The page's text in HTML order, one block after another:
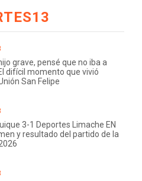
grave, pensé que no iba a
difícil momento que vivió
San Felipe
3-1 Deportes Limache EN
y resultado del partido de la